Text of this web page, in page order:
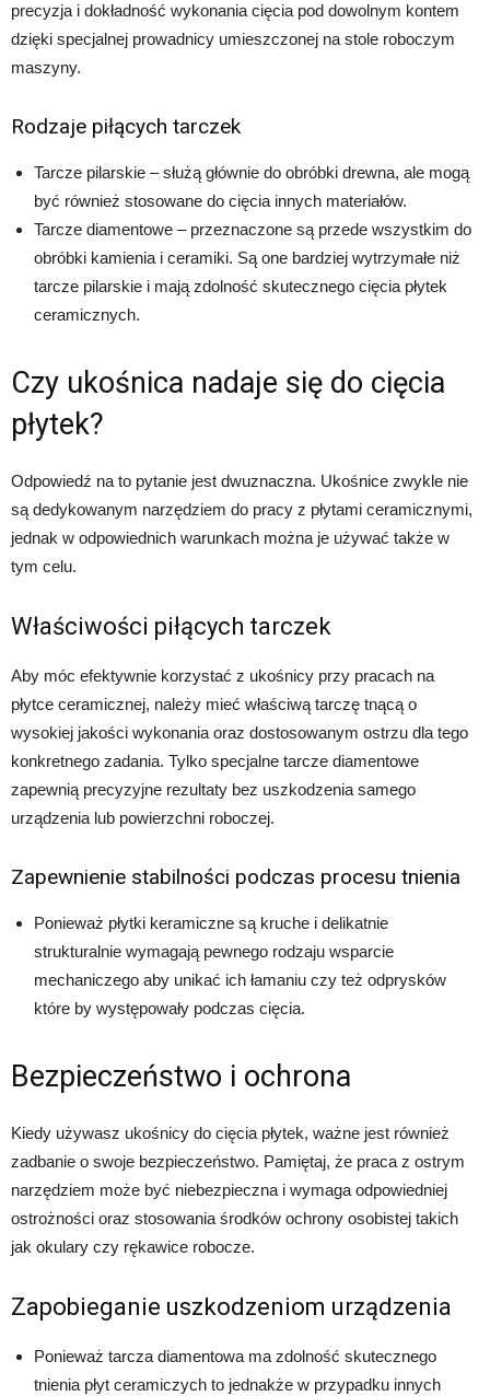
precyzja i dokładność wykonania cięcia pod dowolnym kontem
dzięki specjalnej prowadnicy umieszczonej na stole roboczym
maszyny.
Rodzaje piłących tarczek
Tarcze pilarskie – służą głównie do obróbki drewna, ale mogą
być również stosowane do cięcia innych materiałów.
Tarcze diamentowe – przeznaczone są przede wszystkim do
obróbki kamienia i ceramiki. Są one bardziej wytrzymałe niż
tarcze pilarskie i mają zdolność skutecznego cięcia płytek
ceramicznych.
Czy ukośnica nadaje się do cięcia
płytek?
Odpowiedź na to pytanie jest dwuznaczna. Ukośnice zwykle nie
są dedykowanym narzędziem do pracy z płytami ceramicznymi,
jednak w odpowiednich warunkach można je używać także w
tym celu.
Właściwości piłących tarczek
Aby móc efektywnie korzystać z ukośnicy przy pracach na
płytce ceramicznej, należy mieć właściwą tarczę tnącą o
wysokiej jakości wykonania oraz dostosowanym ostrzu dla tego
konkretnego zadania. Tylko specjalne tarcze diamentowe
zapewnią precyzyjne rezultaty bez uszkodzenia samego
urządzenia lub powierzchni roboczej.
Zapewnienie stabilności podczas procesu tnienia
Ponieważ płytki keramiczne są kruche i delikatnie
strukturalnie wymagają pewnego rodzaju wsparcie
mechaniczego aby unikać ich łamaniu czy też odprysków
które by występowały podczas cięcia.
Bezpieczeństwo i ochrona
Kiedy używasz ukośnicy do cięcia płytek, ważne jest również
zadbanie o swoje bezpieczeństwo. Pamiętaj, że praca z ostrym
narzędziem może być niebezpieczna i wymaga odpowiedniej
ostrożności oraz stosowania środków ochrony osobistej takich
jak okulary czy rękawice robocze.
Zapobieganie uszkodzeniom urządzenia
Ponieważ tarcza diamentowa ma zdolność skutecznego
tnienia płyt ceramiczych to jednakże w przypadku innych